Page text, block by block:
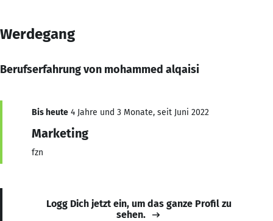
Werdegang
Berufserfahrung von mohammed alqaisi
Bis heute 4 Jahre und 3 Monate, seit Juni 2022
Marketing
fzn
Logg Dich jetzt ein, um das ganze Profil zu
sehen.